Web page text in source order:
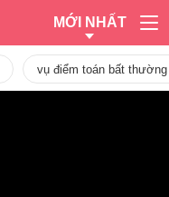
MỚI NHẤT
vụ điểm toán bất